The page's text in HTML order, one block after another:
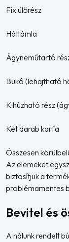
Fix ülőrész
Háttámla
Ágyneműtartó
Bukó (lehajtható
Kihúzható rész
Két darab karfa
Összesen
Az elemeket
biztosítjuk a
problémamentes
Bevitel és
A nálunk rendelt